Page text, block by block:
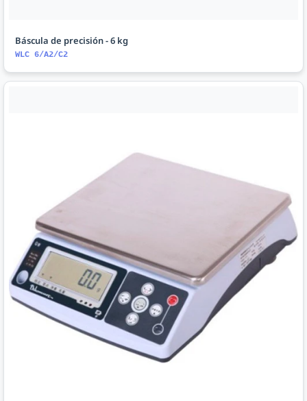
Báscula de precisión - 6 kg
WLC 6/A2/C2